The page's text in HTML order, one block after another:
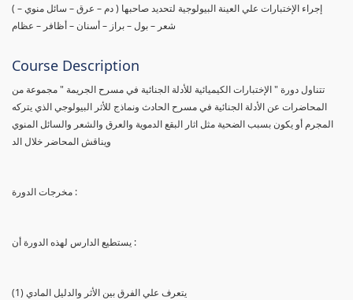
( إجراء الإختبارات علي العينة البيولوجية لتحديد صاحبها ( دم – عرق – سائل منوي –
شعر – بول – براز – أسنان – أظافر – عظام
Course Description
تتناول دورة " الإختبارات الكيميائية للأدلة الجنائية في مسرح الجريمة " مجموعة من
المحاضرات عن الأدلة الجنائية في مسرح الحادث ونماذج للأثر البيولوجي الذي يتركه
المجرم أو يكون بسبب الضحية مثل اثار البقع الدموية والعرق والشعر والسائل المنوي
ويناقش المحاضر خلال الد
مخرجات الدورة :
يستطيع الدارس لهذه الدورة أن :
(1) يتعرف علي الفرق بين الأثر والدليل المادي